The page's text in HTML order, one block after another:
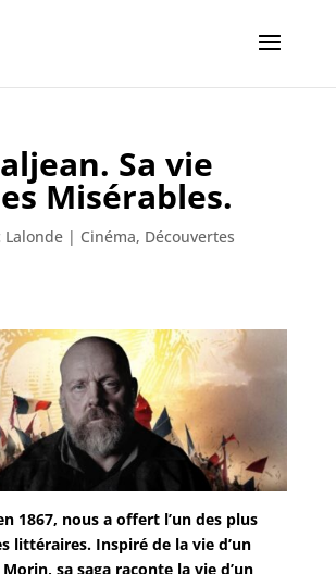
Sa vie
Misérables.
Lalonde| Cinéma, Découvertes
1867, nous a offert l’un des plus
littéraires. Inspiré de la vie d’un
sa saga raconte la vie d’un